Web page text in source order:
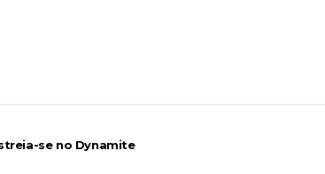
- Semana 2
se no Dynamite